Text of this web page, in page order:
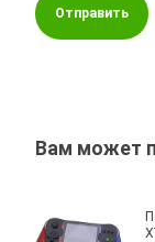
Отправить
Вам может